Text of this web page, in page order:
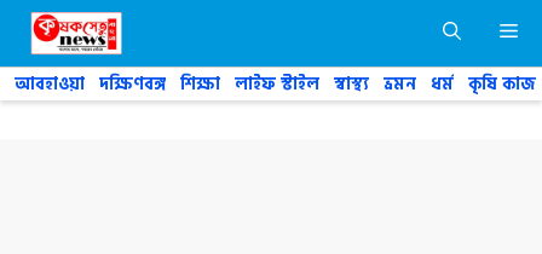
Skip
content
আবহাওয়া দক্ষিণবঙ্গ শিক্ষা লাইফ স্টাইল স্বাস্থ্য ভ্রমন ধর্ম কৃষি কাজ